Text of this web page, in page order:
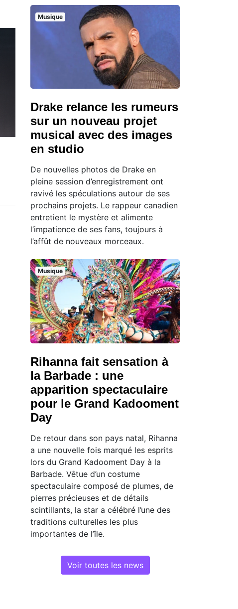
Musique
Drake relance les rumeurs
sur un nouveau projet
musical avec des images
en studio
De nouvelles photos de Drake en
pleine session d’enregistrement ont
ravivé les spéculations autour de ses
prochains projets. Le rappeur canadien
entretient le mystère et alimente
l’impatience de ses fans, toujours à
l’affût de nouveaux morceaux.
Musique
Rihanna fait sensation à
la Barbade : une
apparition spectaculaire
pour le Grand Kadooment
Day
De retour dans son pays natal, Rihanna
a une nouvelle fois marqué les esprits
lors du Grand Kadooment Day à la
Barbade. Vêtue d’un costume
spectaculaire composé de plumes, de
pierres précieuses et de détails
scintillants, la star a célébré l’une des
traditions culturelles les plus
importantes de l’île.
Voir toutes les news